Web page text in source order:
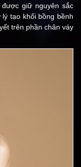
giữ nguyên sắc
tạo khối bồng bềnh
trên phần chân váy